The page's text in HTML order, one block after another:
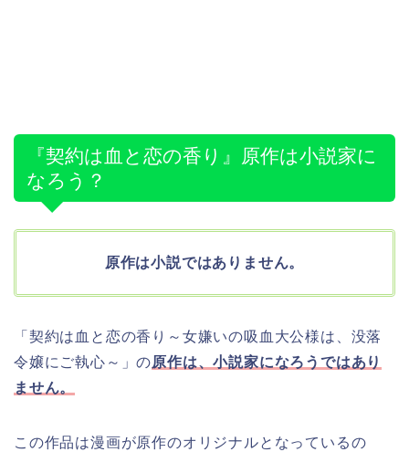
『契約は血と恋の香り』原作は小説家に
なろう？
原作は小説ではありません。
「契約は血と恋の香り～女嫌いの吸血大公様は、没落
令嬢にご執心～」の原作は、小説家になろうではあり
ません。
この作品は漫画が原作のオリジナルとなっているの